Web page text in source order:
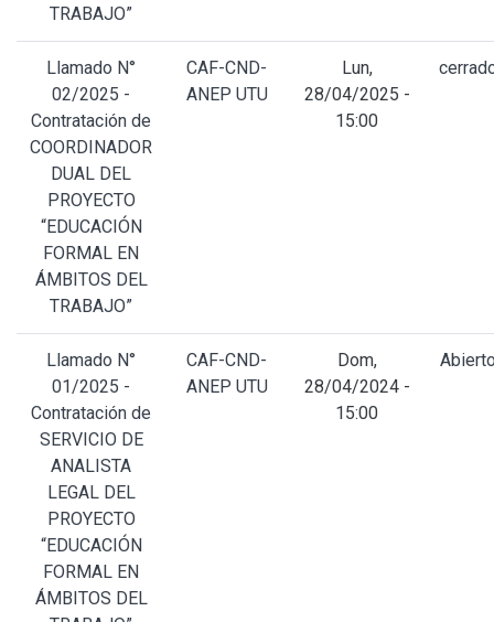
TRABAJO”
Llamado N°
02/2025 -
Contratación de
COORDINADOR
DUAL DEL
PROYECTO
“EDUCACIÓN
FORMAL EN
ÁMBITOS DEL
TRABAJO”
CAF-CND-
ANEP UTU
Lun,
28/04/2025 -
15:00
Llamado N°
01/2025 -
Contratación de
SERVICIO DE
ANALISTA
LEGAL DEL
PROYECTO
“EDUCACIÓN
FORMAL EN
ÁMBITOS DEL
CAF-CND-
ANEP UTU
Dom,
28/04/2024 -
15:00